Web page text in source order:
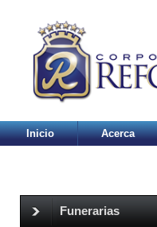
Inicio Acerca
Funerarias